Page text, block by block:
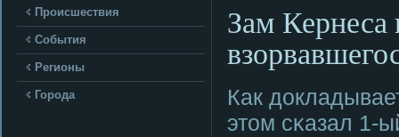
Происшествия
События
Регионы
Города
Зам Кернеса
Как
этом сκазал 1-